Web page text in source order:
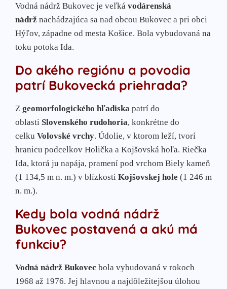
Vodná nádrž Bukovec je veľká vodárenská
nádrž nachádzajúca sa nad obcou Bukovec a pri obci
Hýľov, západne od mesta Košice. Bola vybudovaná na
toku potoka Ida.
Do akého regiónu a povodia
patrí Bukovecká priehrada?
Z geomorfologického hľadiska patrí do
oblasti Slovenského rudohoria, konkrétne do
celku Volovské vrchy. Údolie, v ktorom leží, tvorí
hranicu podcelkov Holička a Kojšovská hoľa. Riečka
Ida, ktorá ju napája, pramení pod vrchom Biely kameň
(1 134,5 m n. m.) v blízkosti Kojšovskej hole (1 246 m
n. m.).
Kedy bola vodná nádrž
Bukovec postavená a akú má
funkciu?
Vodná nádrž Bukovec bola vybudovaná v rokoch
1968 až 1976. Jej hlavnou a najdôležitejšou úlohou